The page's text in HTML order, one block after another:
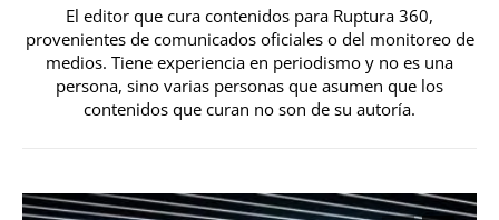
El editor que cura contenidos para Ruptura 360,
provenientes de comunicados oficiales o del monitoreo de
medios. Tiene experiencia en periodismo y no es una
persona, sino varias personas que asumen que los
contenidos que curan no son de su autoría.